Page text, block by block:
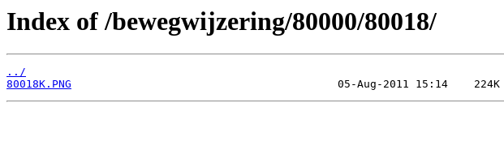
Index of /bewegwijzering/80000/80018/
../
80018K.PNG